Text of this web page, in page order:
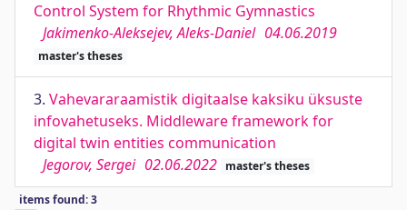
Control System for Rhythmic Gymnastics
Jakimenko-Aleksejev, Aleks-Daniel 04.06.2019
master's theses
3. Vahevararaamistik digitaalse kaksiku üksuste
infovahetuseks. Middleware framework for
digital twin entities communication
Jegorov, Sergei 02.06.2022 master's theses
items found: 3